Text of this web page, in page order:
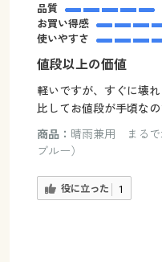
品質
お買い得感
使いやすさ
値段以上の価値
軽いですが、すぐに壊
比してお値段が手頃なの
商品： 晴雨兼用 まるで
ブルー）
役に立った 1